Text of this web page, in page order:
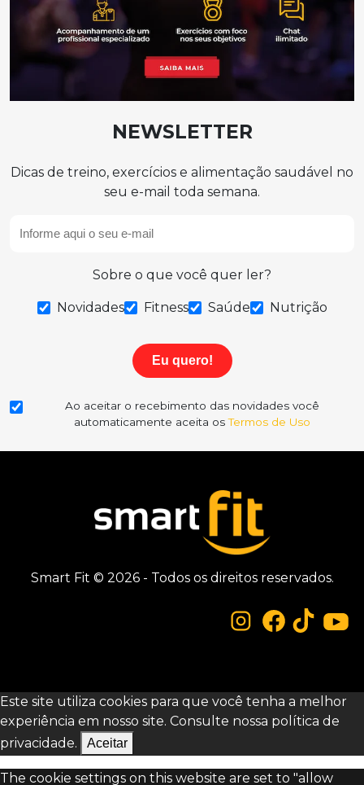
NEWSLETTER
Dicas de treino, exercícios e alimentação saudável no
seu e-mail toda semana.
Sobre o que você quer ler?
Novidades Fitness Saúde Nutrição
Eu quero!
Ao aceitar o recebimento das novidades você
automaticamente aceita osTermos de Uso
Smart Fit © 2026 - Todos os direitos reservados.
Este site utiliza cookies para que você tenha a melhor
experiência em nosso site. Consulte nossa política de
privacidade.
Aceitar
The cookie settings on this website are set to "allow